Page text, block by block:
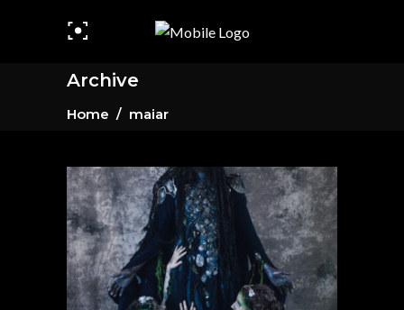
Archive
Home / maiar